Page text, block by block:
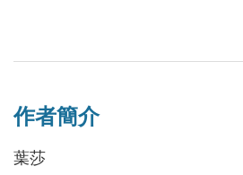
詩人葉莎以詩句與影像交融，
字字如畫，畫畫如詩，營造出
作者簡介
葉莎